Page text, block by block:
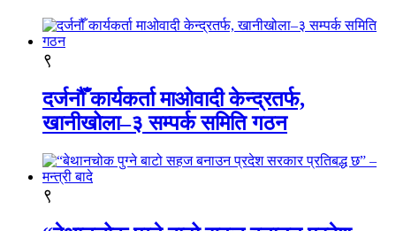
९
दर्जनौँ कार्यकर्ता माओवादी केन्द्रतर्फ,
खानीखोला–३ सम्पर्क समिति गठन
९